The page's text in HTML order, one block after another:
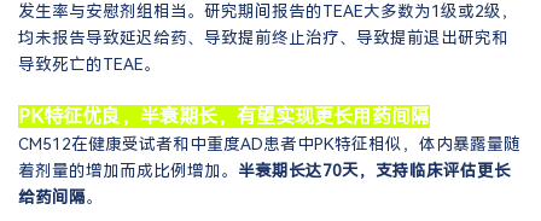
发生率与安慰剂组相当。研究期间报告的TEAE大多数为1级或2级，
均未报告导致延迟给药、导致提前终止治疗、导致提前退出研究和
导致死亡的TEAE。
PK特征优良，半衰期长，有望实现更长用药间隔
CM512在健康受试者和中重度AD患者中PK特征相似，体内暴露量随
着剂量的增加而成比例增加。 半衰期长达70天，支持临床评估更长
给药间隔。